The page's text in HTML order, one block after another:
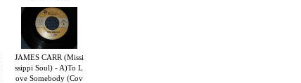
JAMES CARR (Missi
ssippi Soul) - A)To L
ove Somebody (Cov